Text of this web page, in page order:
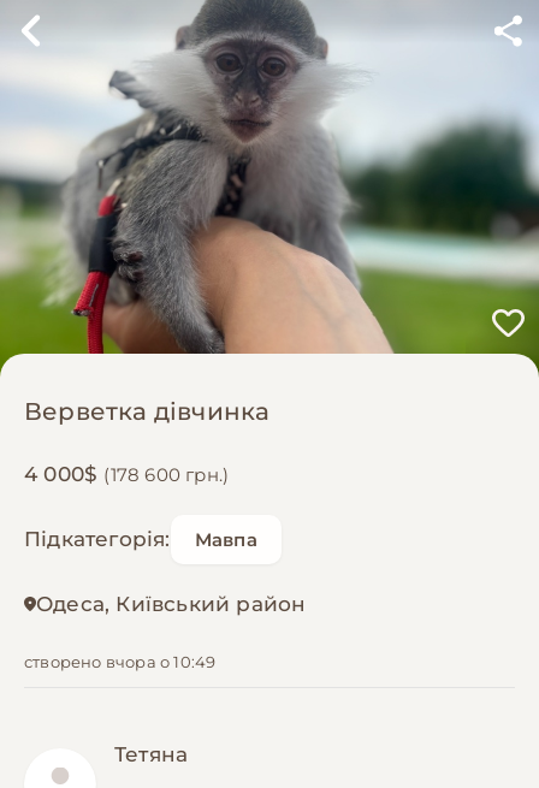
Верветка дівчинка
4 000$ (178 600 грн.)
Підкатегорія: Мавпа
Одеса, Київський район
створено вчора о 10:49
Тетяна